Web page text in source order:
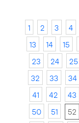
1 2 3 4
13
14 15
23
24 25
32
33 34
41
42 43
50
51 52